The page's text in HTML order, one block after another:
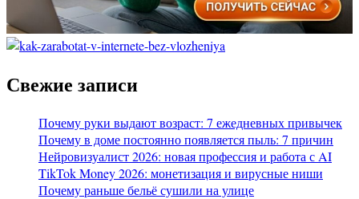
Свежие записи
Почему руки выдают возраст: 7 ежедневных привычек
Почему в доме постоянно появляется пыль: 7 причин
Нейровизуалист 2026: новая профессия и работа с AI
TikTok Money 2026: монетизация и вирусные ниши
Почему раньше бельё сушили на улице